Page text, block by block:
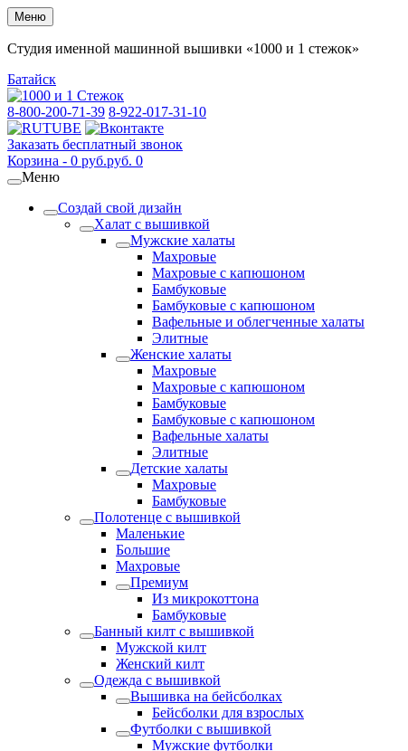
Меню
Студия именной машинной вышивки «1000 и 1 стежок»
Батайск
8-800-200-71-39 8-922-017-31-10
Заказать бесплатный звонок
Корзина - 0 руб.руб. 0
Меню
Создай свой дизайн
Халат с вышивкой
Мужские халаты
Махровые
Махровые с капюшоном
Бамбуковые
Бамбуковые с капюшоном
Вафельные и облегченные халаты
Элитные
Женские халаты
Махровые
Махровые с капюшоном
Бамбуковые
Бамбуковые с капюшоном
Вафельные халаты
Элитные
Детские халаты
Махровые
Бамбуковые
Полотенце с вышивкой
Маленькие
Большие
Махровые
Премиум
Из микрокоттона
Бамбуковые
Банный килт с вышивкой
Мужской килт
Женский килт
Одежда с вышивкой
Вышивка на бейсболках
Бейсболки для взрослых
Футболки с вышивкой
Мужские футболки